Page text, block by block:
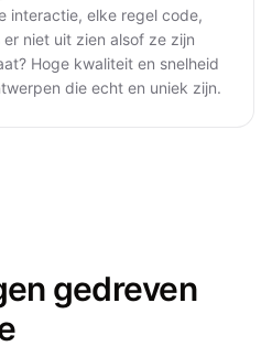
interactie, elke regel code,
niet uit zien alsof ze zijn
Hoge kwaliteit en snelheid
die echt en uniek zijn.
gedreven